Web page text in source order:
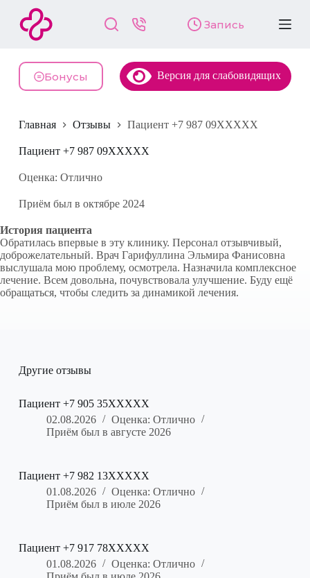
й
и
у
и
Запись
Бонусы Версия для слабовидящих
Главная Отзывы Пациент +7 987 09XXXXX
Пациент +7 987 09XXXXX
Оценка: Отлично
Приём был в октябре 2024
История пациента
Обратилась впервые в эту клинику. Персонал отзывчивый,
доброжелательный. Врач Гарифуллина Эльмира Фанисовна
выслушала мою проблему, осмотрела. Назначила комплексное
лечение. Всем довольна, почувствовала улучшение. Буду ещё
обращаться, чтобы следить за динамикой лечения.
Другие отзывы
Пациент +7 905 35XXXXX
02.08.2026
Оценка: Отлично
Приём был в августе 2026
Пациент +7 982 13XXXXX
01.08.2026
Оценка: Отлично
Приём был в июле 2026
Пациент +7 917 78XXXXX
01.08.2026
Оценка: Отлично